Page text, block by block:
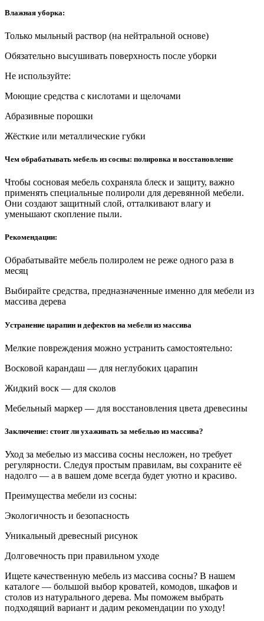
Влажная уборка:
Только мыльный раствор (на нейтральной основе)
Обязательно высушивать поверхность после уборки
Не используйте:
Моющие средства с кислотами и щелочами
Абразивные порошки
Жёсткие или металлические губки
Чем обрабатывать мебель из сосны: полировка и восстановление
Чтобы сосновая мебель сохраняла блеск и защиту, важно
применять специальные полироли для деревянной мебели.
Они создают защитный слой, отталкивают влагу и
уменьшают скопление пыли.
Рекомендации:
Обрабатывайте мебель полиролем не реже одного раза в
месяц
Выбирайте средства, предназначенные именно для мебели из
массива дерева
Устранение царапин и дефектов на мебели из массива
Мелкие повреждения можно устранить самостоятельно:
Восковой карандаш — для неглубоких царапин
Жидкий воск — для сколов
Мебельный маркер — для восстановления цвета древесины
Заключение: стоит ли ухаживать за мебелью из массива?
Уход за мебелью из массива сосны несложен, но требует
регулярности. Следуя простым правилам, вы сохраните её
надолго — а в вашем доме всегда будет уютно и красиво.
Преимущества мебели из сосны:
Экологичность и безопасность
Уникальный древесный рисунок
Долговечность при правильном уходе
Ищете качественную мебель из массива сосны? В нашем
каталоге — большой выбор кроватей, комодов, шкафов и
столов из натурального дерева. Мы поможем выбрать
подходящий вариант и дадим рекомендации по уходу!